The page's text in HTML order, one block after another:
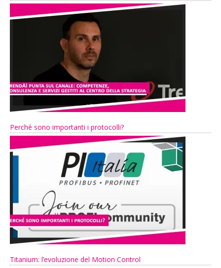
Perché sono importanti i protocolli?
Titanium: l’evoluzione del Motion Control